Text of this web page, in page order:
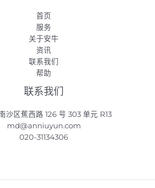
首页
服务
关于安牛
资讯
联系我们
帮助
联系我们
沙区蕉西路 126 号 303 单元 R13
md@anniuyun.com
020-31134306